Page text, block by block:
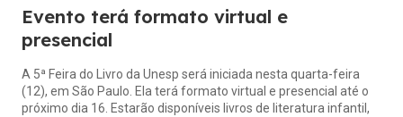
Evento terá formato virtual e
presencial
A 5ª Feira do Livro da Unesp será iniciada nesta quarta-feira
(12), em São Paulo. Ela terá formato virtual e presencial até o
próximo dia 16. Estarão disponíveis livros de literatura infantil,